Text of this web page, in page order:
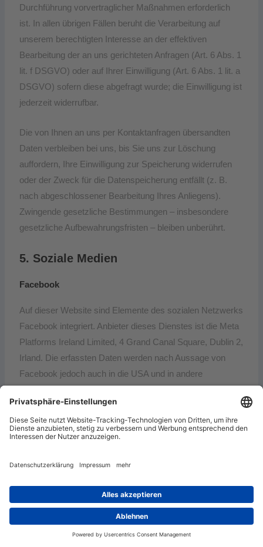
Durchführung vorvertraglicher Maßnahmen erforderlich
ist. In allen übrigen Fällen beruht die Verarbeitung auf
unserem berechtigten Interesse an der effektiven
Bearbeitung der an uns gerichteten Anfragen (Art. 6 Abs. 1
lit. f DSGVO) oder auf Ihrer Einwilligung (Art. 6 Abs. 1 lit. a
DSGVO) sofern diese abgefragt wurde; die Einwilligung ist
jederzeit widerrufbar.
Die von Ihnen an uns per Kontaktanfragen übersandten
Daten verbleiben bei uns, bis Sie uns zur Löschung
auffordern, Ihre Einwilligung zur Speicherung widerrufen
oder der Zweck für die Datenspeicherung entfällt (z. B.
nach abgeschlossener Bearbeitung Ihres Anliegens).
Zwingende gesetzliche Bestimmungen – insbesondere
gesetzliche Aufbewahrungsfristen – bleiben unberührt.
5. Soziale Medien
Facebook
Auf dieser Website sind Elemente des sozialen Netzwerks
Facebook integriert. Anbieter dieses Dienstes ist die Meta
Platforms Ireland Limited, 4 Grand Canal Square, Dublin 2,
Irland. Die erfassten Daten werden nach Aussage von
Facebook jedoch auch in die USA und in andere
Eine Übersicht über die Facebook Social-Media-Elemente
finden Sie hier:
locale=de_DE
Wenn das Social-Media-Element aktiv ist, wird eine
direkte Verbindung zwischen Ihrem Endgerät und dem